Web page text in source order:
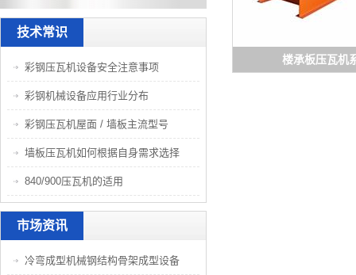
楼承板压瓦机
技术常识
彩钢压瓦机设备安全注意事项
彩钢机械设备应用行业分布
彩钢压瓦机屋面 / 墙板主流型号
墙板压瓦机如何根据自身需求选择
840/900压瓦机的适用
市场资讯
冷弯成型机械钢结构骨架成型设备